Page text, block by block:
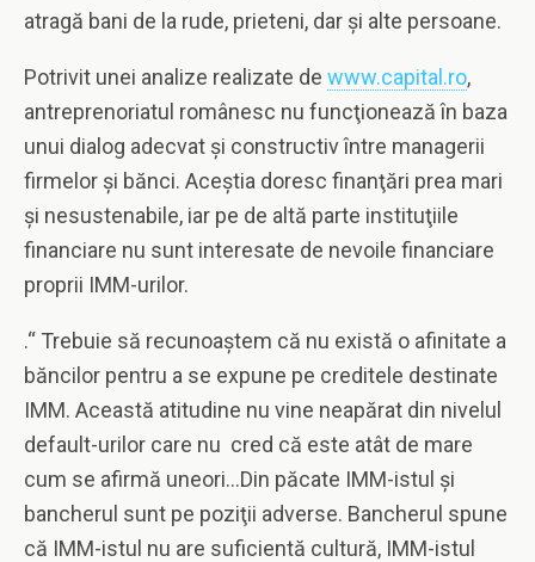
atragă bani de la rude, prieteni, dar şi alte persoane.
Potrivit unei analize realizate de www.capital.ro,
antreprenoriatul românesc nu funcţionează în baza
unui dialog adecvat şi constructiv între managerii
firmelor şi bănci. Aceştia doresc finanţări prea mari
şi nesustenabile, iar pe de altă parte instituţiile
financiare nu sunt interesate de nevoile financiare
proprii IMM-urilor.
.“ Trebuie să recunoaştem că nu există o afinitate a
băncilor pentru a se expune pe creditele destinate
IMM. Această atitudine nu vine neapărat din nivelul
default-urilor care nu cred că este atât de mare
cum se afirmă uneori…Din păcate IMM-istul şi
bancherul sunt pe poziţii adverse. Bancherul spune
că IMM-istul nu are suficientă cultură, IMM-istul